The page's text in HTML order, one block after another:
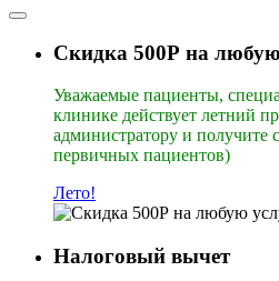
Скидка 500Р на любую
Уважаемые пациенты,
клинике действует летний
администратору и получите
первичных пациентов)
Лето!
Налоговый вычет